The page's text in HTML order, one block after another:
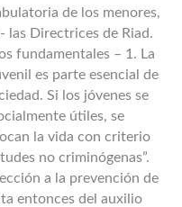
de los menores,
las Directrices de Riad.
fundamentales – 1. La
es parte esencial de
Si los jóvenes se
útiles, se
la vida con criterio
no criminógenas”.
a la prevención de
entonces del auxilio